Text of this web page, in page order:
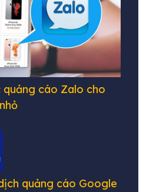
quảng cáo Zalo cho
quảng cáo Google